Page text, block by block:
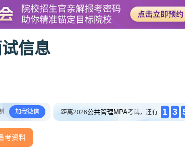
信息
加我微信 距离2026公共管理MPA考试，还有 1 3
考资料